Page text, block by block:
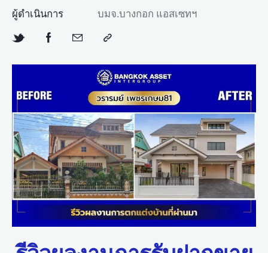
ผู้ดำเนินการ บมจ.บางกอก แอสเซทฯ